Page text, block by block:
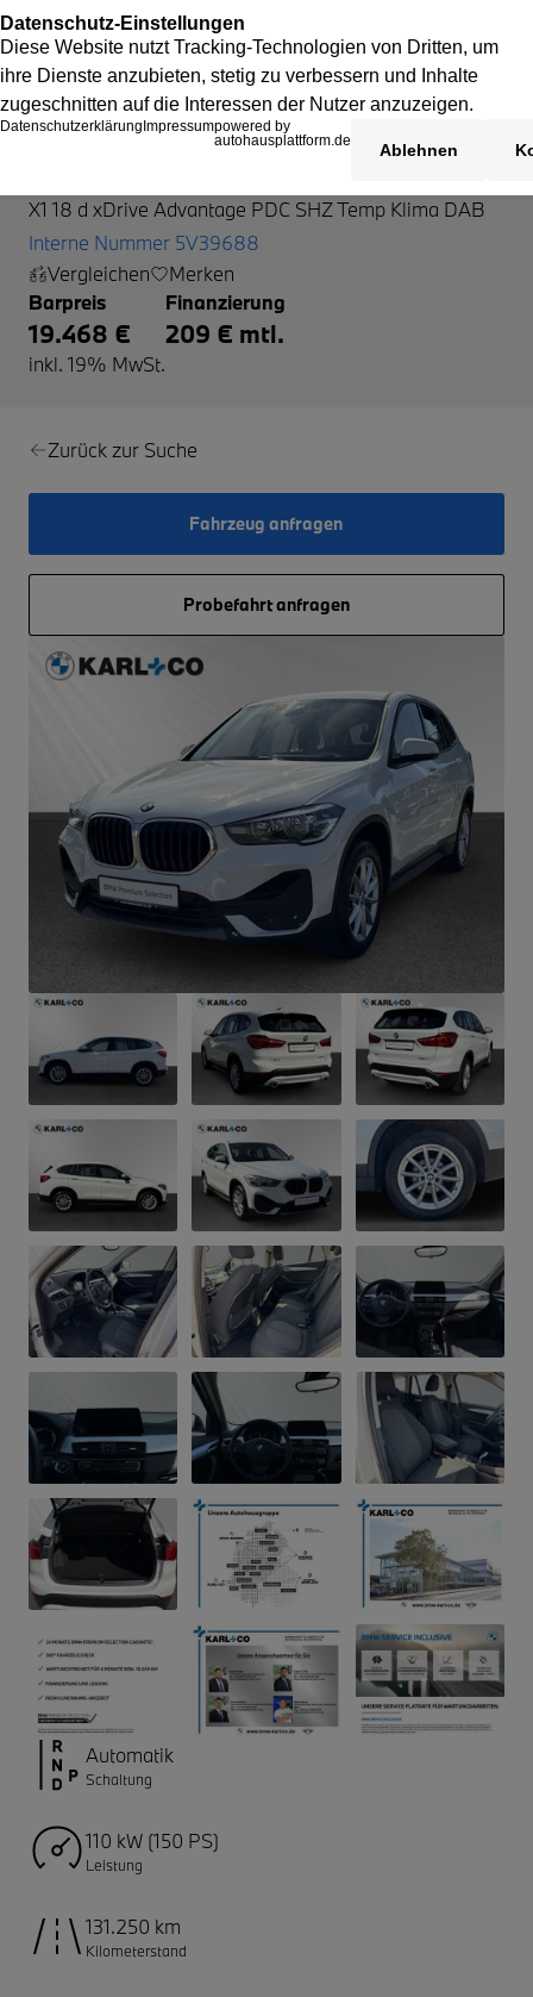
X1 18 d xDrive Advantage PDC SHZ Temp Klima DAB
Interne Nummer 5V39688
Vergleichen
Merken
Barpreis
19.468 €
inkl. 19% MwSt.
Finanzierung
209 € mtl.
Zurück zur Suche
Fahrzeug anfragen
Probefahrt anfragen
Automatik
Schaltung
110 kW (150 PS)
Leistung
131.250 km
Kilometerstand